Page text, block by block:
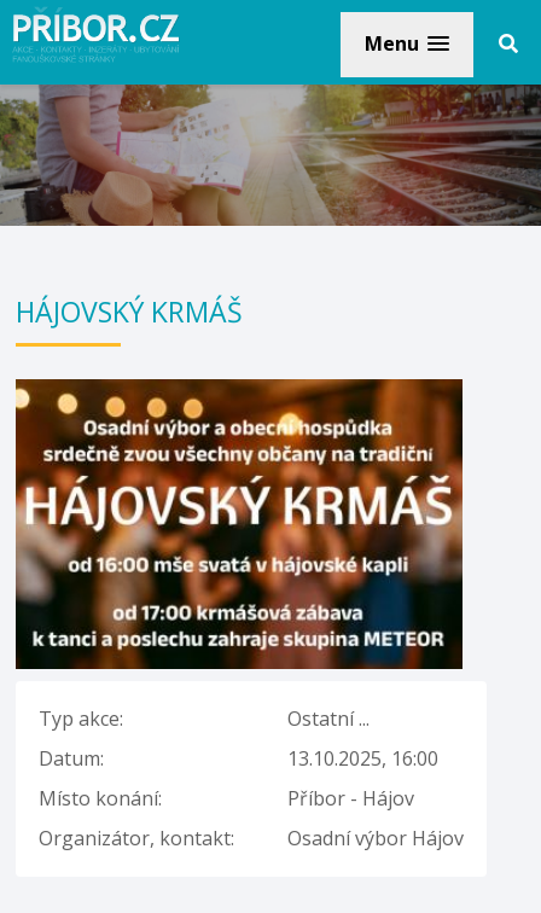
Menu
HÁJOVSKÝ KRMÁŠ
Typ akce:
Ostatní ...
Datum:
13.10.2025, 16:00
Místo konání:
Příbor - Hájov
Organizátor, kontakt:
Osadní výbor Hájov